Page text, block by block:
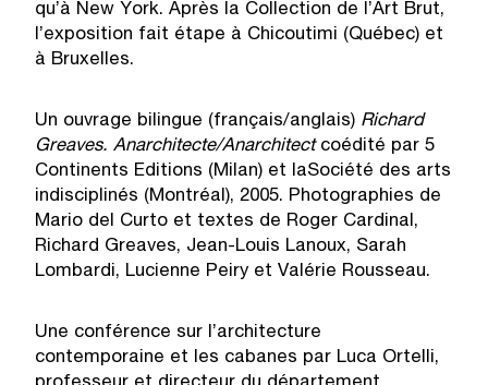
qu’à New York. Après la Collection de l’Art Brut,
l’exposition fait étape à Chicoutimi (Québec) et
à Bruxelles.
Un ouvrage bilingue (français/anglais) Richard
Greaves. Anarchitecte/Anarchitectcoédité par 5
Continents Editions (Milan) et laSociété des arts
indisciplinés (Montréal), 2005. Photographies de
Mario del Curto et textes de Roger Cardinal,
Richard Greaves, Jean-Louis Lanoux, Sarah
Lombardi, Lucienne Peiry et Valérie Rousseau.
Une conférence sur l’architecture
contemporaine et les cabanes par Luca Ortelli,